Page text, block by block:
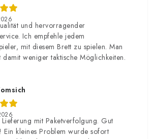
und hervorragender
Ich empfehle jedem
mit diesem Brett zu spielen. Man
damit weniger taktische Möglichkeiten.
mit Paketverfolgung. Gut
Ein kleines Problem wurde sofort